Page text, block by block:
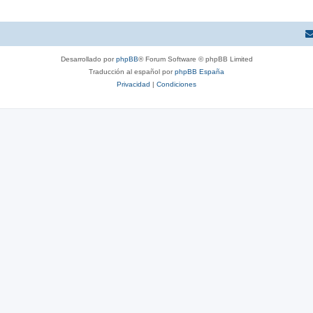
Desarrollado porphpBB® Forum Software © phpBB Limited
Traducción al español porphpBB España
Privacidad | Condiciones